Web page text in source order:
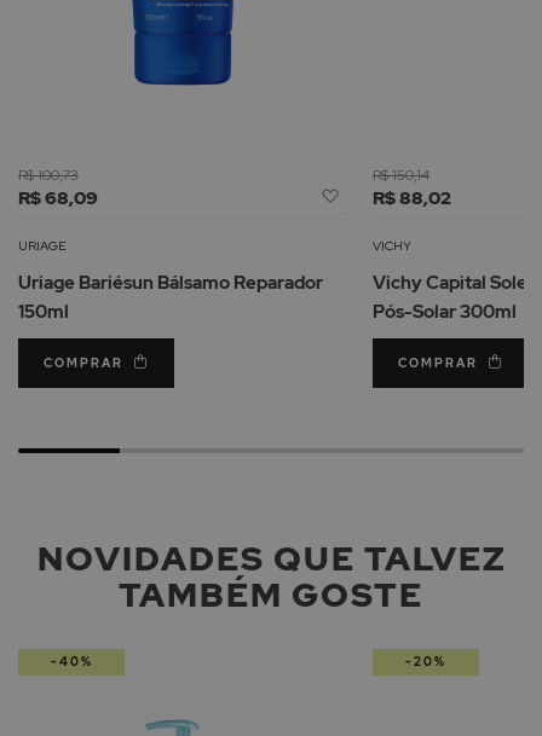
R$ 68,09
R$ 100,73
Adicionar
Lista
Desejos
URIAGE
Uriage Bariésun Bálsamo Reparador
150ml
COMPRAR
R$ 88,02
R$ 150,14
VICHY
Vichy Capital
Pós-Solar 300ml
COMPRAR
NOVIDADES QUE TALVEZ
TAMBÉM GOSTE
-40% -20%